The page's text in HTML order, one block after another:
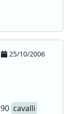
25/10/2006
cavalli